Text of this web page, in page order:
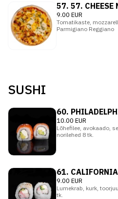
57. 57. CHEESE
9.00 EUR
Tomatikaste,
Parmigiano Reggianо
SUSHI
60.
10.00 EUR
Lõhefilee, avokaado,
norilehed 8 tk.
61.
9.00 EUR
Lumekrab, kurk,
tk.